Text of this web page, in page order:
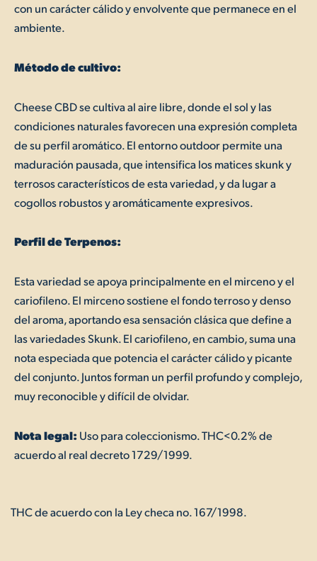
con un carácter cálido y envolvente que permanece en el
ambiente.
Método de cultivo:
Cheese CBD se cultiva al aire libre, donde el sol y las
condiciones naturales favorecen una expresión completa
de su perfil aromático. El entorno outdoor permite una
maduración pausada, que intensifica los matices skunk y
terrosos característicos de esta variedad, y da lugar a
cogollos robustos y aromáticamente expresivos.
Perfil de Terpenos:
Esta variedad se apoya principalmente en el mirceno y el
cariofileno. El mirceno sostiene el fondo terroso y denso
del aroma, aportando esa sensación clásica que define a
las variedades Skunk. El cariofileno, en cambio, suma una
nota especiada que potencia el carácter cálido y picante
del conjunto. Juntos forman un perfil profundo y complejo,
muy reconocible y difícil de olvidar.
Nota legal:Uso para coleccionismo. THC<0.2% de
acuerdo al real decreto 1729/1999.
THC de acuerdo con la Ley checa no. 167/1998.